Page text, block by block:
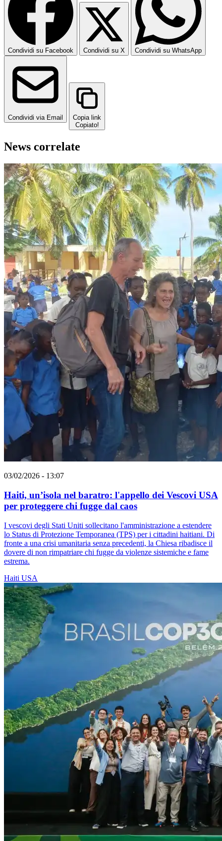
Condividi su Facebook Condividi su X Condividi su WhatsApp
Condividi via Email
Copia link
Copiato!
News correlate
03/02/2026 - 13:07
Haiti, un’isola nel baratro: l'appello dei Vescovi USA
per proteggere chi fugge dal caos
I vescovi degli Stati Uniti sollecitano l'amministrazione a estendere
lo Status di Protezione Temporanea (TPS) per i cittadini haitiani. Di
fronte a una crisi umanitaria senza precedenti, la Chiesa ribadisce il
dovere di non rimpatriare chi fugge da violenze sistemiche e fame
estrema.
Haiti USA